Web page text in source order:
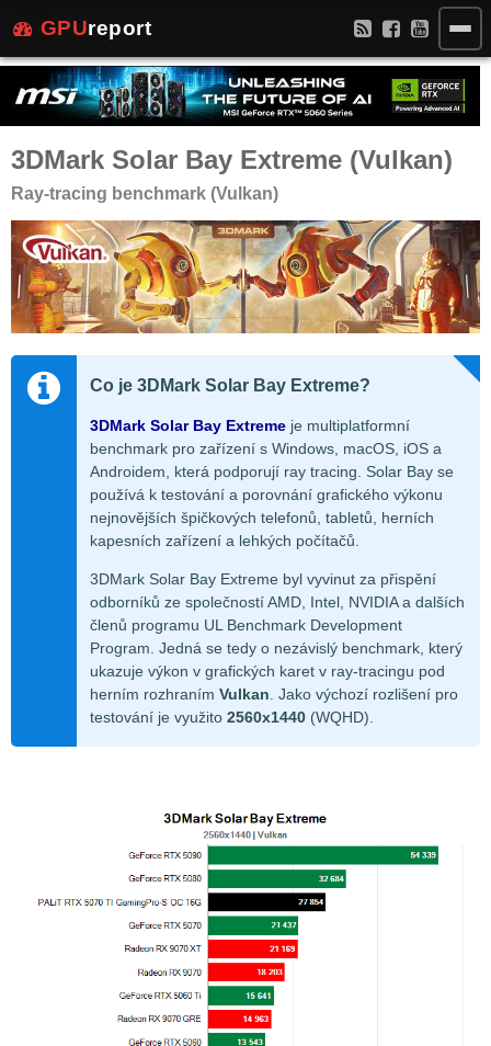
GPUreport
3DMark Solar Bay Extreme (Vulkan)
Ray-tracing benchmark (Vulkan)
Co je 3DMark Solar Bay Extreme?
3DMark Solar Bay Extreme je multiplatformní
benchmark pro zařízení s Windows, macOS, iOS a
Androidem, která podporují ray tracing. Solar Bay se
používá k testování a porovnání grafického výkonu
nejnovějších špičkových telefonů, tabletů, herních
kapesních zařízení a lehkých počítačů.
3DMark Solar Bay Extreme byl vyvinut za přispění
odborníků ze společností AMD, Intel, NVIDIA a dalších
členů programu UL Benchmark Development
Program. Jedná se tedy o nezávislý benchmark, který
ukazuje výkon v grafických karet v ray-tracingu pod
herním rozhraním Vulkan. Jako výchozí rozlišení pro
testování je využito 2560x1440 (WQHD).